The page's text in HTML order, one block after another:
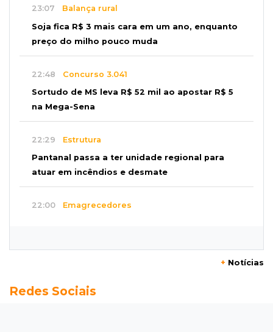
23:07 Balança rural
Soja fica R$ 3 mais cara em um ano, enquanto
preço do milho pouco muda
22:48 Concurso 3.041
Sortudo de MS leva R$ 52 mil ao apostar R$ 5
na Mega-Sena
22:29 Estrutura
Pantanal passa a ter unidade regional para
atuar em incêndios e desmate
22:00 Emagrecedores
Granizo danifica telhados e plantações
+ Notícias
Redes Sociais